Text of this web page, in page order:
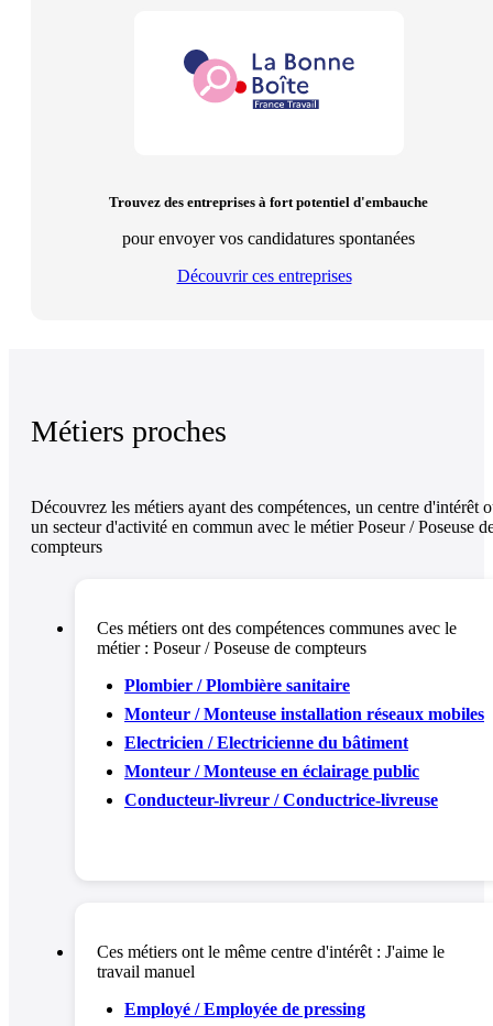
Trouvez des entreprises à fort potentiel d'embauche
pour envoyer vos candidatures spontanées
Découvrir ces entreprises
Métiers proches
Découvrez les métiers ayant des compétences, un centre d'intérêt
un secteur d'activité en commun avec le métier Poseur / Poseuse
compteurs
Ces métiers ont des compétences communes avec le
métier : Poseur / Poseuse de compteurs
Plombier / Plombière sanitaire
Monteur / Monteuse installation réseaux mobiles
Electricien / Electricienne du bâtiment
Monteur / Monteuse en éclairage public
Conducteur-livreur / Conductrice-livreuse
Ces métiers ont le même centre d'intérêt : J'aime le
travail manuel
Employé / Employée de pressing